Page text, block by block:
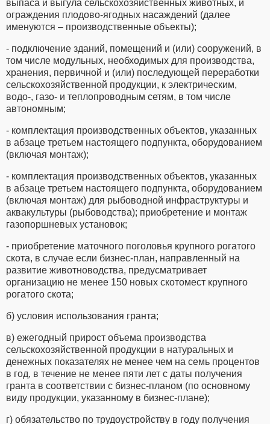
выпаса и выгула сельскохозяйственных животных, и
ограждения плодово-ягодных насаждений (далее
именуются – производственные объекты);
- подключение зданий, помещений и (или) сооружений, в
том числе модульных, необходимых для производства,
хранения, первичной и (или) последующей переработки
сельскохозяйственной продукции, к электрическим,
водо-, газо- и теплопроводным сетям, в том числе
автономным;
- комплектация производственных объектов, указанных
в абзаце третьем настоящего подпункта, оборудованием
(включая монтаж);
- комплектация производственных объектов, указанных
в абзаце третьем настоящего подпункта, оборудованием
(включая монтаж) для рыбоводной инфраструктуры и
аквакультуры (рыбоводства); приобретение и монтаж
газопоршневых установок;
- приобретение маточного поголовья крупного рогатого
скота, в случае если бизнес-план, направленный на
развитие животноводства, предусматривает
организацию не менее 150 новых скотомест крупного
рогатого скота;
б) условия использования гранта;
в) ежегодный прирост объема производства
сельскохозяйственной продукции в натуральных и
денежных показателях не менее чем на семь процентов
в год, в течение не менее пяти лет с даты получения
гранта в соответствии с бизнес-планом (по основному
виду продукции, указанному в бизнес-плане);
г) обязательство по трудоустройству в году получения